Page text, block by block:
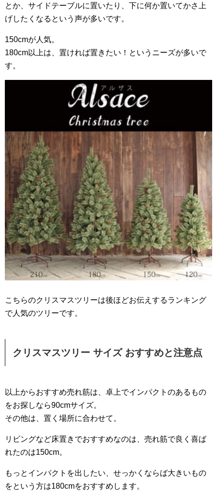
とか、サイドテーブルに置いたり、下に何か置いてかさ上
げしたくなるという声が多いです。
150cmが人気。
180cm以上は、置ければ置きたい！というニーズが多いで
す。
こちらのクリスマスツリーは後ほどお伝えするランキング
で人気のツリーです。
クリスマスツリー サイズ おすすめと注意点
以上からおすすめ売れ筋は、卓上でインパクトのあるもの
をお探しなら90cmサイズ。
その他は、置く場所に合わせて。
リビングなど床置きでおすすめなのは、売れ筋で良く喜ば
れたのは150cm。
もっとインパクトを出したい、せっかくならば大きいもの
をという方は180cmをおすすめします。